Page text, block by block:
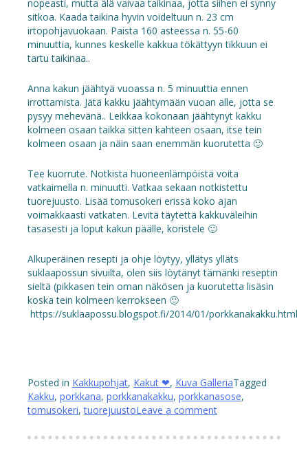
nopeasti, mutta älä vaivaa taikinaa, jotta siihen ei synny
sitkoa. Kaada taikina hyvin voideltuun n. 23 cm
irtopohjavuokaan. Paista 160 asteessa n. 55-60
minuuttia, kunnes keskelle kakkua tökättyyn tikkuun ei
tartu taikinaa..
Anna kakun jäähtyä vuoassa n. 5 minuuttia ennen
irrottamista. Jätä kakku jäähtymään vuoan alle, jotta se
pysyy mehevänä.. Leikkaa kokonaan jäähtynyt kakku
kolmeen osaan taikka sitten kahteen osaan, itse tein
kolmeen osaan ja näin saan enemmän kuorutetta 🙂
Tee kuorrute. Notkista huoneenlämpöistä voita
vatkaimella n. minuutti. Vatkaa sekaan notkistettu
tuorejuusto. Lisää tomusokeri erissä koko ajan
voimakkaasti vatkaten. Levitä täytettä kakkuväleihin
tasasesti ja loput kakun päälle, koristele 🙂
Alkuperäinen resepti ja ohje löytyy, yllätys ylläts
suklaapossun sivuilta, olen siis löytänyt tämänki reseptin
sieltä (pikkasen tein oman näkösen ja kuorutetta lisäsin
koska tein kolmeen kerrokseen 🙂
https://suklaapossu.blogspot.fi/2014/01/porkkanakakku.html
Posted in Kakkupohjat, Kakut ❤, Kuva GalleriaTagged
Kakku, porkkana, porkkanakakku, porkkanasose,
tomusokeri,tuorejuustoLeave a comment